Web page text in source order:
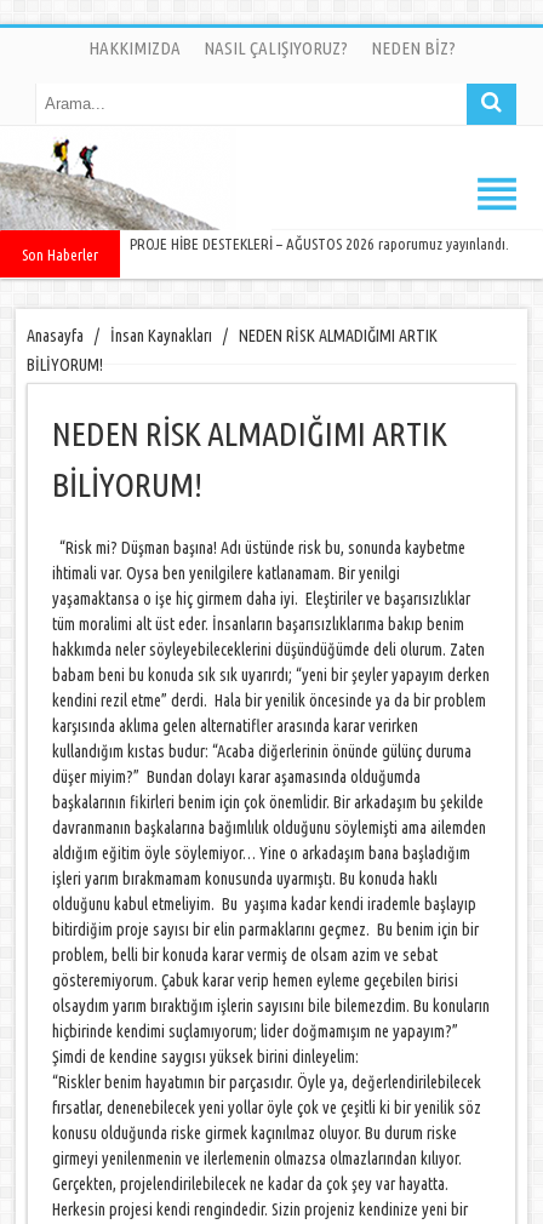
HAKKIMIZDA NASIL ÇALIŞIYORUZ? NEDEN BİZ?
Son Haberler
PROJE HİBE DESTEKLERİ – AĞUSTOS 2026 raporumuz yayınlandı.
Anasayfa / İnsan Kaynakları / NEDEN RİSK ALMADIĞIMI ARTIK
BİLİYORUM!
NEDEN RİSK ALMADIĞIMI ARTIK
BİLİYORUM!
“Risk mi? Düşman başına! Adı üstünde risk bu, sonunda kaybetme
ihtimali var. Oysa ben yenilgilere katlanamam. Bir yenilgi
yaşamaktansa o işe hiç girmem daha iyi. Eleştiriler ve başarısızlıklar
tüm moralimi alt üst eder. İnsanların başarısızlıklarıma bakıp benim
hakkımda neler söyleyebileceklerini düşündüğümde deli olurum. Zaten
babam beni bu konuda sık sık uyarırdı; “yeni bir şeyler yapayım derken
kendini rezil etme” derdi. Hala bir yenilik öncesinde ya da bir problem
karşısında aklıma gelen alternatifler arasında karar verirken
kullandığım kıstas budur: “Acaba diğerlerinin önünde gülünç duruma
düşer miyim?” Bundan dolayı karar aşamasında olduğumda
başkalarının fikirleri benim için çok önemlidir. Bir arkadaşım bu şekilde
davranmanın başkalarına bağımlılık olduğunu söylemişti ama ailemden
aldığım eğitim öyle söylemiyor… Yine o arkadaşım bana başladığım
işleri yarım bırakmamam konusunda uyarmıştı. Bu konuda haklı
olduğunu kabul etmeliyim. Bu yaşıma kadar kendi irademle başlayıp
bitirdiğim proje sayısı bir elin parmaklarını geçmez. Bu benim için bir
problem, belli bir konuda karar vermiş de olsam azim ve sebat
gösteremiyorum. Çabuk karar verip hemen eyleme geçebilen birisi
olsaydım yarım bıraktığım işlerin sayısını bile bilemezdim. Bu konuların
hiçbirinde kendimi suçlamıyorum; lider doğmamışım ne yapayım?”
Şimdi de kendine saygısı yüksek birini dinleyelim:
“Riskler benim hayatımın bir parçasıdır. Öyle ya, değerlendirilebilecek
fırsatlar, denenebilecek yeni yollar öyle çok ve çeşitli ki bir yenilik söz
konusu olduğunda riske girmek kaçınılmaz oluyor. Bu durum riske
girmeyi yenilenmenin ve ilerlemenin olmazsa olmazlarından kılıyor.
Gerçekten, projelendirilebilecek ne kadar da çok şey var hayatta.
Herkesin projesi kendi rengindedir. Sizin projeniz kendinize yeni bir